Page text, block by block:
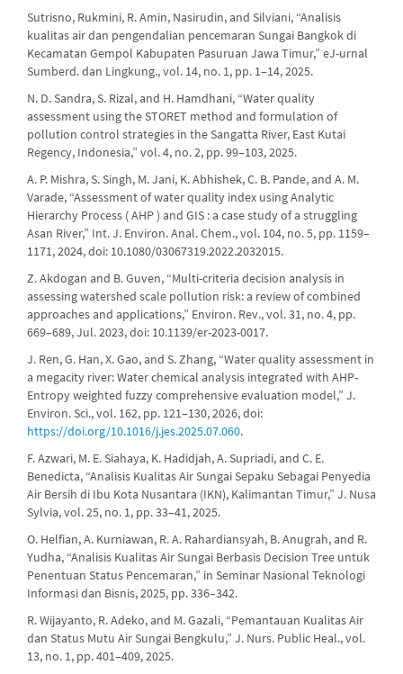
Sutrisno, Rukmini, R. Amin, Nasirudin, and Silviani, “Analisis
kualitas air dan pengendalian pencemaran Sungai Bangkok di
Kecamatan Gempol Kabupaten Pasuruan Jawa Timur,” eJ-urnal
Sumberd. dan Lingkung., vol. 14, no. 1, pp. 1–14, 2025.
N. D. Sandra, S. Rizal, and H. Hamdhani, “Water quality
assessment using the STORET method and formulation of
pollution control strategies in the Sangatta River, East Kutai
Regency, Indonesia,” vol. 4, no. 2, pp. 99–103, 2025.
A. P. Mishra, S. Singh, M. Jani, K. Abhishek, C. B. Pande, and A. M.
Varade, “Assessment of water quality index using Analytic
Hierarchy Process ( AHP ) and GIS : a case study of a struggling
Asan River,” Int. J. Environ. Anal. Chem., vol. 104, no. 5, pp. 1159–
1171, 2024, doi: 10.1080/03067319.2022.2032015.
Z. Akdogan and B. Guven, “Multi-criteria decision analysis in
assessing watershed scale pollution risk: a review of combined
approaches and applications,” Environ. Rev., vol. 31, no. 4, pp.
669–689, Jul. 2023, doi: 10.1139/er-2023-0017.
J. Ren, G. Han, X. Gao, and S. Zhang, “Water quality assessment in
a megacity river: Water chemical analysis integrated with AHP-
Entropy weighted fuzzy comprehensive evaluation model,” J.
Environ. Sci., vol. 162, pp. 121–130, 2026, doi:
https://doi.org/10.1016/j.jes.2025.07.060.
F. Azwari, M. E. Siahaya, K. Hadidjah, A. Supriadi, and C. E.
Benedicta, “Analisis Kualitas Air Sungai Sepaku Sebagai Penyedia
Air Bersih di Ibu Kota Nusantara (IKN), Kalimantan Timur,” J. Nusa
Sylvia, vol. 25, no. 1, pp. 33–41, 2025.
O. Helfian, A. Kurniawan, R. A. Rahardiansyah, B. Anugrah, and R.
Yudha, “Analisis Kualitas Air Sungai Berbasis Decision Tree untuk
Penentuan Status Pencemaran,” in Seminar Nasional Teknologi
Informasi dan Bisnis, 2025, pp. 336–342.
R. Wijayanto, R. Adeko, and M. Gazali, “Pemantauan Kualitas Air
dan Status Mutu Air Sungai Bengkulu,” J. Nurs. Public Heal., vol.
13, no. 1, pp. 401–409, 2025.